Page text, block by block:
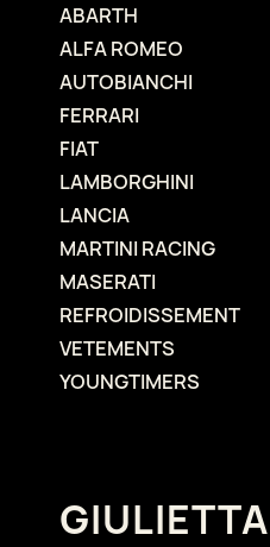
ABARTH
ALFA ROMEO
AUTOBIANCHI
FERRARI
FIAT
LAMBORGHINI
LANCIA
MARTINI RACING
MASERATI
REFROIDISSEMENT
VETEMENTS
YOUNGTIMERS